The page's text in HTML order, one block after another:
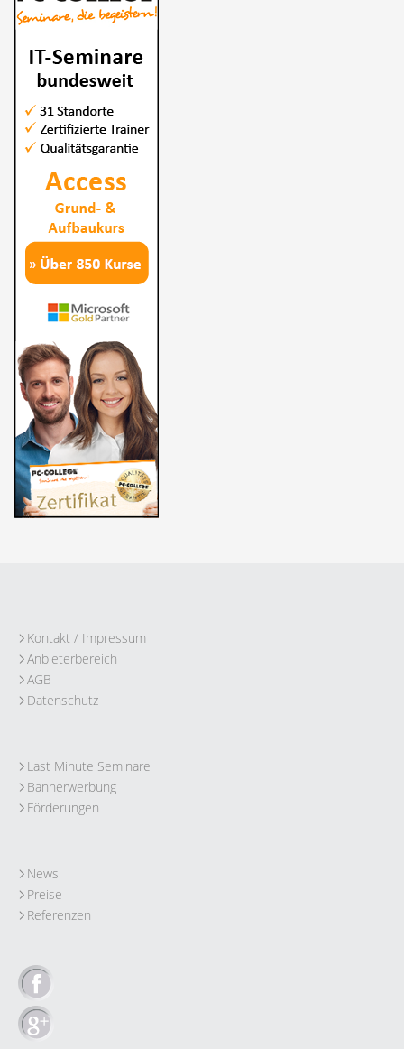
Kontakt / Impressum
Anbieterbereich
AGB
Datenschutz
Last Minute Seminare
Bannerwerbung
Förderungen
News
Preise
Referenzen